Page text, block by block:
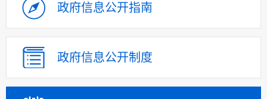
政府信息公开指南
政府信息公开制度